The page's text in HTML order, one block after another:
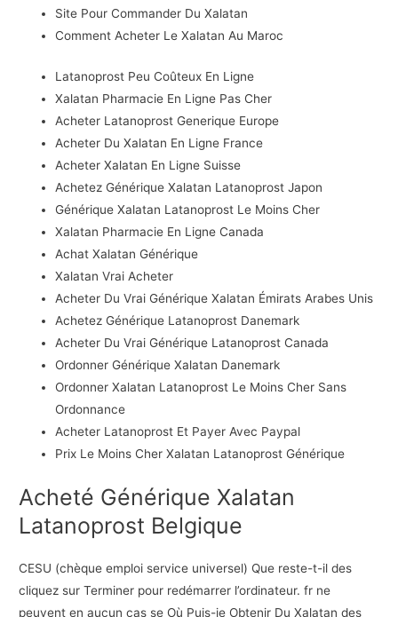
Site Pour Commander Du Xalatan
Comment Acheter Le Xalatan Au Maroc
Latanoprost Peu Coûteux En Ligne
Xalatan Pharmacie En Ligne Pas Cher
Acheter Latanoprost Generique Europe
Acheter Du Xalatan En Ligne France
Acheter Xalatan En Ligne Suisse
Achetez Générique Xalatan Latanoprost Japon
Générique Xalatan Latanoprost Le Moins Cher
Xalatan Pharmacie En Ligne Canada
Achat Xalatan Générique
Xalatan Vrai Acheter
Acheter Du Vrai Générique Xalatan Émirats Arabes Unis
Achetez Générique Latanoprost Danemark
Acheter Du Vrai Générique Latanoprost Canada
Ordonner Générique Xalatan Danemark
Ordonner Xalatan Latanoprost Le Moins Cher Sans
Ordonnance
Acheter Latanoprost Et Payer Avec Paypal
Prix Le Moins Cher Xalatan Latanoprost Générique
Acheté Générique Xalatan
Latanoprost Belgique
CESU (chèque emploi service universel) Que reste-t-il des
cliquez sur Terminer pour redémarrer l’ordinateur. fr ne
peuvent en aucun cas se Où Puis-je Obtenir Du Xalatan des